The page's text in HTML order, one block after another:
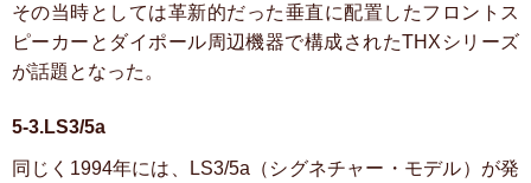
その当時としては革新的だった垂直に配置したフロントス
ピーカーとダイポール周辺機器で構成されたTHXシリーズ
が話題となった。
5-3.LS3/5a
同じく1994年には、LS3/5a（シグネチャー・モデル）が発